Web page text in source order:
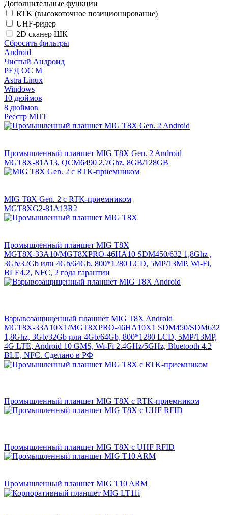
Дополнительные функции
RTK (высокоточное позиционирование)
UHF-ридер
2D сканер ШК
Сбросить фильтры
Android
Чистый Андроид
РЕД ОС М
Astra Linux
Windows
10 дюймов
8 дюймов
Реестр МПТ
Промышленный планшет MIG T8X Gen. 2 Android
MGT8X-81A13, QCM6490 2,7Ghz, 8GB/128GB
MIG T8X Gen. 2 с RTK-приемником
MGT8XG2-81A13R2
Промышленный планшет MIG T8X
MGT8X-33A10/MGT8XPRO-46HA10 SDM450/632 1,8Ghz ,
3Gb/32Gb или 4Gb/64Gb, 800*1280 LCD, 5MP/13MP, Wi-Fi,
BLE4.2, NFC, 2 года гарантии
Взрывозащищенный планшет MIG T8X Android
MGT8X-33A10X1/MGT8XPRO-46HA10X1 SDM450/SDM632
1,8Ghz, 3Gb/32Gb или 4Gb/64Gb, 800*1280 LCD, 5MP/13MP,
4G LTE, Android 10 GMS, Wi-Fi 2.4GHz/5GHz, Bluetooth 4.2
BLE, NFC. Сделано в РФ
Промышленный планшет MIG T8X с RTK-приемником
Промышленный планшет MIG T8X с UHF RFID
Промышленный планшет MIG T10 ARM